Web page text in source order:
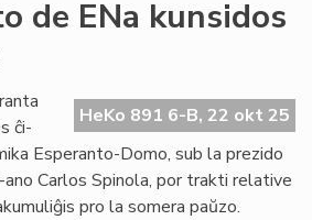
kaj
de ENa kunsidos
HeKo 891 6-B, 22 okt 25
ĉi-
Esperanto-Domo, sub la prezido
Carlos Spinola, por trakti relative
pro la somera paŭzo.